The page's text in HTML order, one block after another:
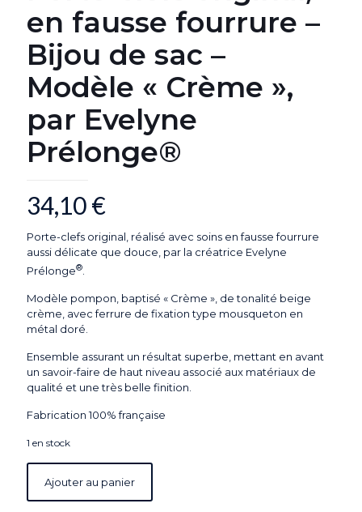
en fausse fourrure –
Bijou de sac –
Modèle « Crème »,
par Evelyne
Prélonge®
34,10€
Porte-clefs original, réalisé avec soins en fausse fourrure
aussi délicate que douce, par la créatrice Evelyne
Prélonge®
Modèle pompon, baptisé « Crème », de tonalité beige
crème, avec ferrure de fixation type mousqueton en
métal doré.
Ensemble assurant un résultat superbe, mettant en avant
un savoir-faire de haut niveau associé aux matériaux de
qualité et une très belle finition.
Fabrication 100% française
1 en stock
Ajouter au panier